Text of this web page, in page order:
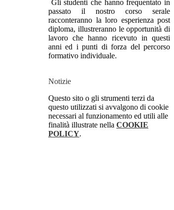
Gli studenti che hanno frequentato in
passato il nostro corso serale
racconteranno la loro esperienza post
diploma, illustreranno le opportunità di
lavoro che hanno ricevuto in questi
anni ed i punti di forza del percorso
formativo individuale.
Notizie
Questo sito o gli strumenti terzi da
questo utilizzati si avvalgono di cookie
necessari al funzionamento ed utili alle
finalità illustrate nella COOKIE
POLICY.